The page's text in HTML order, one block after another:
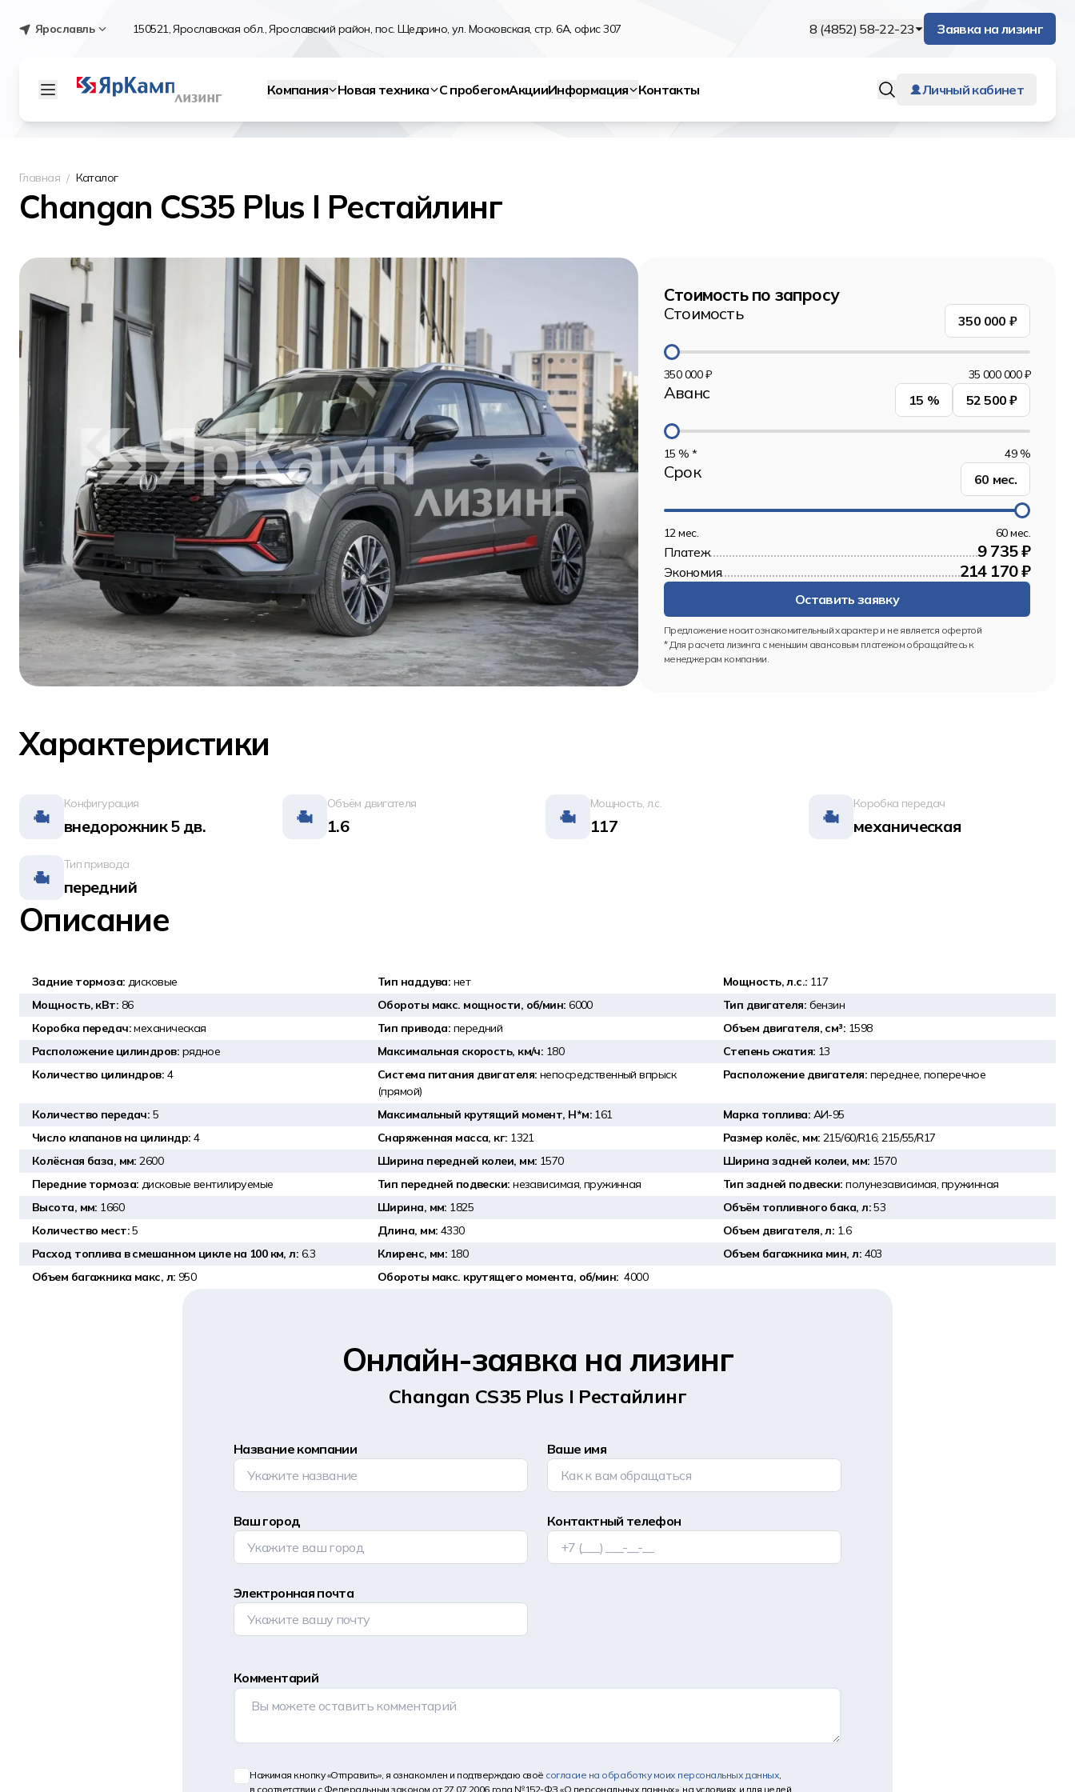
Ярославль 150521, Ярославская обл., Ярославский район, пос. Щедрино, ул. Московская, стр. 6А, офис 307 8 (4852) 58-22-23 Заявка на лизинг
Компания Новая техника С пробегомАкцииИнформация Контакты Личный кабинет
Главная Каталог
Changan CS35 Plus I Рестайлинг
Стоимость по запросу
Стоимость 350 000 ₽
350 000 ₽ 35 000 000 ₽
Аванс 15 % 52 500 ₽
15 % * 49 %
Срок 60 мес.
12 мес. 60 мес.
Платеж 9 735 ₽
Экономия 214 170 ₽
Оставить заявку
Предложение носит ознакомительный характер и не является офертой
* Для расчета лизинга с меньшим авансовым платежом обращайтесь к
менеджерам компании.
Характеристики
Конфигурация
внедорожник 5 дв.
Объём двигателя
1.6
Мощность, л.с.
117
Коробка передач
механическая
Тип привода
передний
Описание
Задние тормоза:дисковые Тип наддува: нет Мощность, л.с.: 117
Мощность, кВт: 86 Обороты макс. мощности, об/мин:6000 Тип двигателя: бензин
Коробка передач:механическая Тип привода: передний Объем двигателя, см³: 1598
Расположение цилиндров: рядное Максимальная скорость, км/ч: 180 Степень сжатия: 13
Количество цилиндров: 4 Система питания двигателя: непосредственный впрыск
(прямой)
Расположение двигателя: переднее, поперечное
Количество передач: 5 Максимальный крутящий момент, Н*м: 161 Марка топлива: АИ-95
Число клапанов на цилиндр: 4 Снаряженная масса, кг: 1321 Размер колёс, мм: 215/60/R16; 215/55/R17
Колёсная база, мм:2600 Ширина передней колеи, мм: 1570 Ширина задней колеи, мм: 1570
Передние тормоза: дисковые вентилируемые Тип передней подвески:независимая, пружинная Тип задней подвески:полунезависимая, пружинная
Высота, мм: 1660 Ширина, мм: 1825 Объём топливного бака, л:53
Количество мест:5 Длина, мм: 4330 Объем двигателя, л: 1.6
Расход топлива в смешанном цикле на 100 км, л: 6.3 Клиренс, мм: 180 Объем багажника мин, л: 403
Объем багажника макс, л: 950 Обороты макс. крутящего момента, об/мин: 4000
Онлайн-заявка на лизинг
Changan CS35 Plus I Рестайлинг
Название компании Ваше имя
Ваш город Контактный телефон
Электронная почта
Комментарий
Нажимая кнопку «Отправить», я ознакомлен и подтверждаю своё согласие на обработку моих персональных данных
в соответствии с Федеральным законом от 27.07.2006 года №152-ФЗ «О персональных данных», на условиях и для целей,